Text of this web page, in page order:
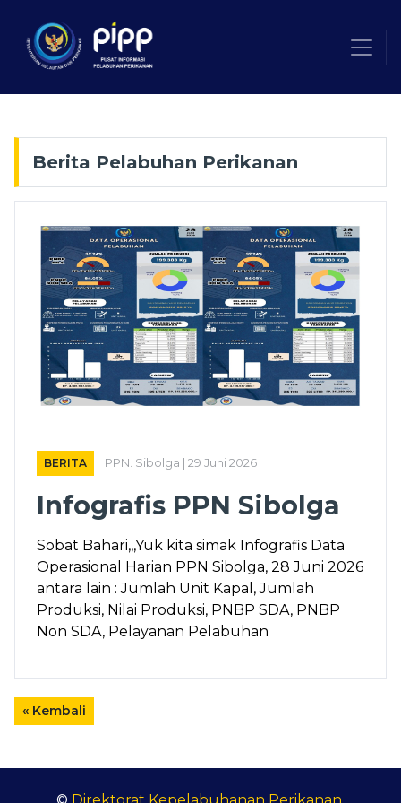
Berita Pelabuhan Perikanan
BERITA PPN. Sibolga | 29 Juni 2026
Infografis PPN Sibolga
Sobat Bahari,,,Yuk kita simak Infografis Data
Operasional Harian PPN Sibolga, 28 Juni 2026
antara lain : Jumlah Unit Kapal, Jumlah
Produksi, Nilai Produksi, PNBP SDA, PNBP
Non SDA, Pelayanan Pelabuhan
« Kembali